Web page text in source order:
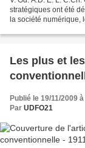
stratégiques ont été
la société numérique,
Les plus et
Publié le 19/11/2009
Par UDFO21